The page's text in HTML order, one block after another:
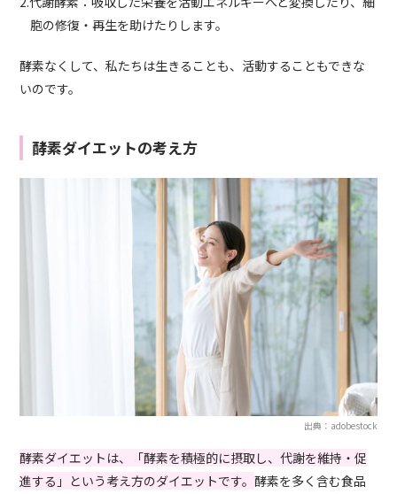
胞の修復・再生を助けたりします。
酵素なくして、私たちは生きることも、活動することもできな
いのです。
酵素ダイエットの考え方
出典：adobestock
酵素ダイエットは、「酵素を積極的に摂取し、代謝を維持・促
進する」という考え方のダイエットです。酵素を多く含む食品